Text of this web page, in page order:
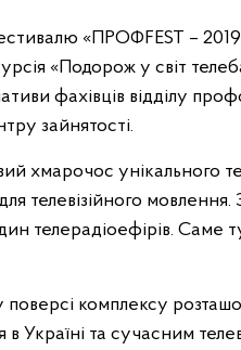
«ПРОФFEST –
«Подорож у світ
фахівців відділу
зайнятості.
хмарочос унікального
телевізійного
телерадіоефірів. Саме
комплексу
в Україні та сучасним